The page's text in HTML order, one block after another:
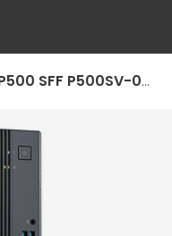
ASUS ExpertCenter P500 SFF P500SV-05210H032X